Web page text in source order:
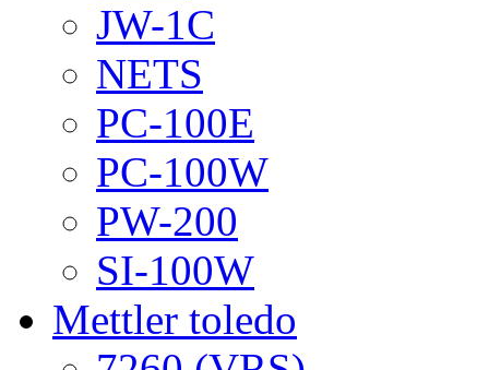
JW-1C
NETS
PC-100E
PC-100W
PW-200
SI-100W
Mettler toledo